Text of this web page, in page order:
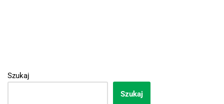
Szukaj
Szukaj